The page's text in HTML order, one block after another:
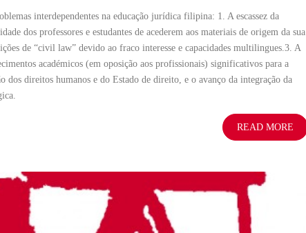
interdependentes na educação jurídica filipina: 1. A escassez da
dos professores e estudantes de acederem aos materiais de origem da sua
de “civil law” devido ao fraco interesse e capacidades multilingues.3. A
académicos (em oposição aos profissionais) significativos para a
dos direitos humanos e do Estado de direito, e o avanço da integração da
READ MORE